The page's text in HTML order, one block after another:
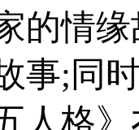
的情
事;同
人格